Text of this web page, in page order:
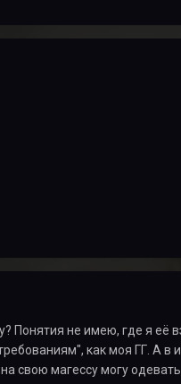
Понятия не имею, где я её
как моя ГГ. А в
свою магессу могу